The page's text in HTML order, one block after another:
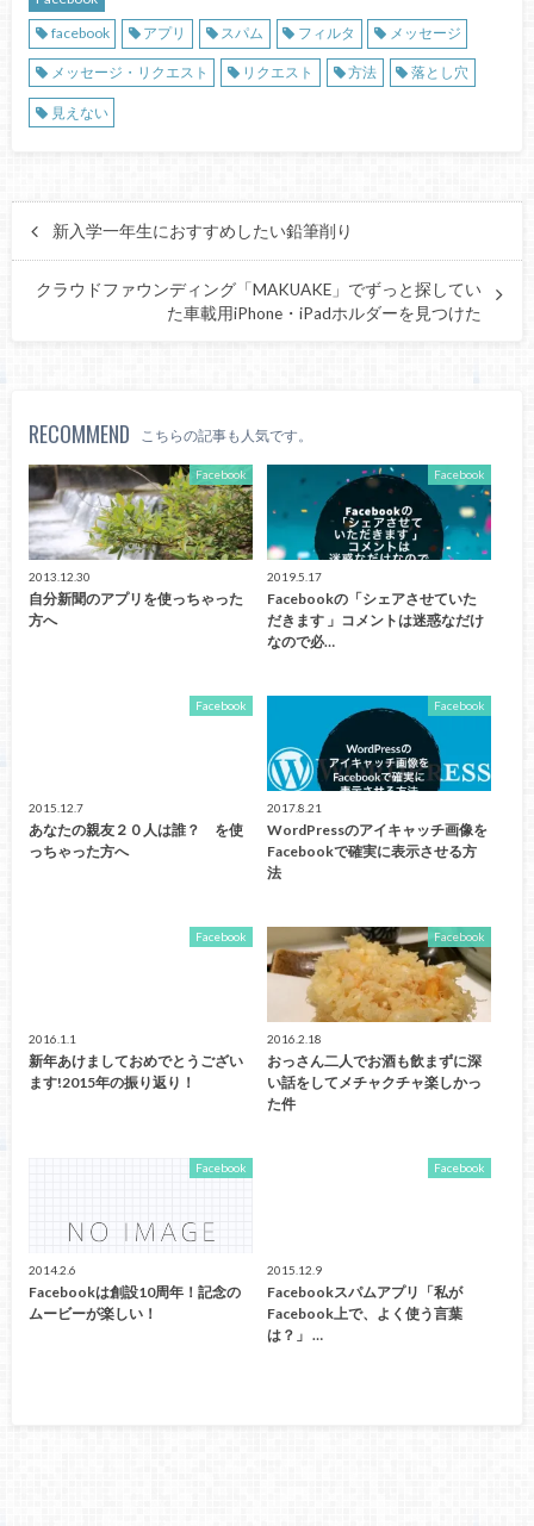
facebook
アプリ スパム フィルタ メッセージ
メッセージ・リクエスト リクエスト 方法 落とし穴
見えない
新入学一年生におすすめしたい鉛筆削り
クラウドファウンディング「MAKUAKE」でずっと探してい
た車載用iPhone・iPadホルダーを見つけた
RECOMMEND こちらの記事も人気です。
Facebook
2013.12.30
自分新聞のアプリを使っちゃった
方へ
Facebook
2019.5.17
Facebookの「シェアさせていた
だきます 」コメントは迷惑なだけ
なので必…
Facebook
2015.12.7
あなたの親友２０人は誰？ を使
っちゃった方へ
Facebook
2017.8.21
WordPressのアイキャッチ画像を
Facebookで確実に表示させる方
法
Facebook
2016.1.1
新年あけましておめでとうござい
ます!2015年の振り返り！
Facebook
2016.2.18
おっさん二人でお酒も飲まずに深
い話をしてメチャクチャ楽しかっ
た件
Facebook
2014.2.6
Facebookは創設10周年！記念の
ムービーが楽しい！
Facebook
2015.12.9
Facebookスパムアプリ「私が
Facebook上で、よく使う言葉
は？」 …